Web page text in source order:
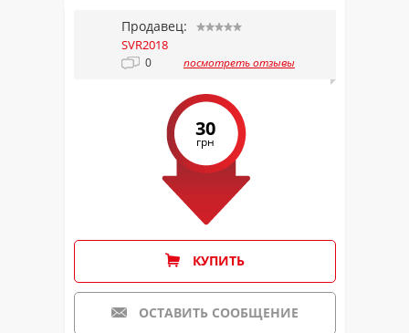
Продавец:
SVR2018
0 посмотреть отзывы
30
грн
КУПИТЬ
ОСТАВИТЬ СООБЩЕНИЕ